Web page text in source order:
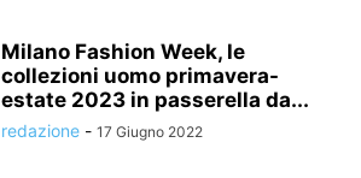
Milano Fashion Week, le
collezioni uomo primavera-
estate 2023 in passerella da...
redazione - 17 Giugno 2022